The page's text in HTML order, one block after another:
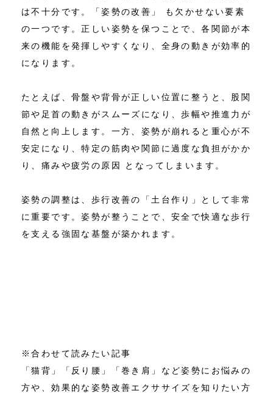
は不十分です。「姿勢の改善」 も欠かせない要素
の一つです。正しい姿勢を保つことで、各関節が本
来の機能を発揮しやすくなり、全身の動きが効率的
になります。
たとえば、骨盤や背骨が正しい位置に整うと、股関
節や足首の動きがスムーズになり、歩幅や推進力が
自然と向上します。一方、姿勢が崩れると重心が不
安定になり、特定の筋肉や関節に過度な負担がかか
り、痛みや疲労の原因 となってしまいます。
姿勢の調整は、歩行改善の「土台作り」として非常
に重要です。姿勢が整うことで、安全で快適な歩行
を支える強固な基盤が築かれます。
※合わせて読みたい記事
「猫背」「反り腰」「巻き肩」など姿勢にお悩みの
方や、効果的な姿勢改善エクササイズを知りたい方